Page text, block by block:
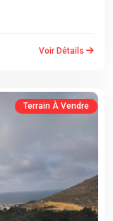
Voir Détails
Terrain À Vendre